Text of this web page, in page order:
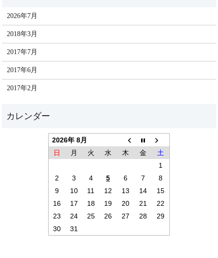
2026年7月
2018年3月
2017年7月
2017年6月
2017年2月
2026年 8月
日
月 火 水 木 金
土
1
2
3 4 5 6 7
8
9
10 11 12 13 14
15
16
17 18 19 20 21
22
23
24 25 26 27 28
29
30
31